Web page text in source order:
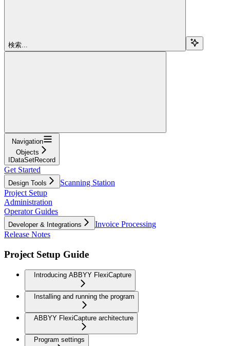
検索...
Navigation
Objects
IDataSetRecord
Get Started
Design Tools
Scanning Station
Project Setup
Administration
Operator Guides
Developer & Integrations
Invoice Processing
Release Notes
Project Setup Guide
Introducing ABBYY FlexiCapture
Installing and running the program
ABBYY FlexiCapture architecture
Program settings